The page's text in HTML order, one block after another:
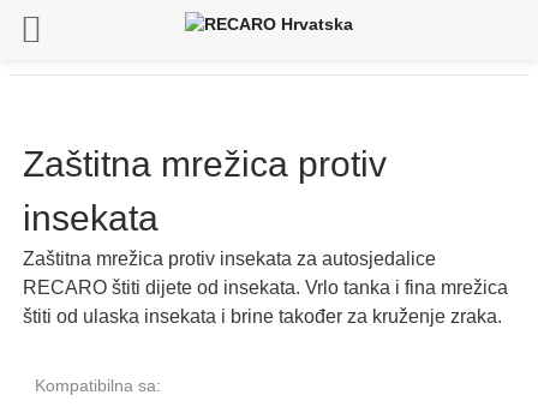
Zaštitna mrežica protiv
insekata
Zaštitna mrežica protiv insekata za autosjedalice
RECARO štiti dijete od insekata. Vrlo tanka i fina mrežica
štiti od ulaska insekata i brine također za kruženje zraka.
Kompatibilna sa: